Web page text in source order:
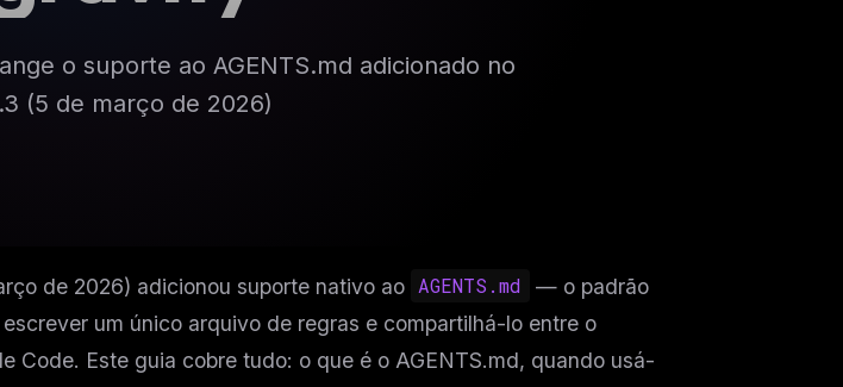
o suporte ao AGENTS.md adicionado no
(5 de março de 2026)
de 2026) adicionou suporte nativo ao AGENTS.md
— o padrão
um único arquivo de regras e compartilhá-lo entre o
Code. Este guia cobre tudo: o que é o AGENTS.md, quando usá-